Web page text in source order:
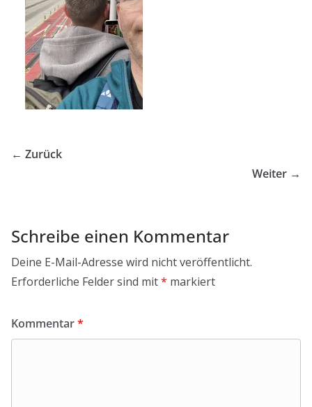
← Zurück
Weiter →
Schreibe einen Kommentar
Deine E-Mail-Adresse wird nicht veröffentlicht.
Erforderliche Felder sind mit* markiert
Kommentar*